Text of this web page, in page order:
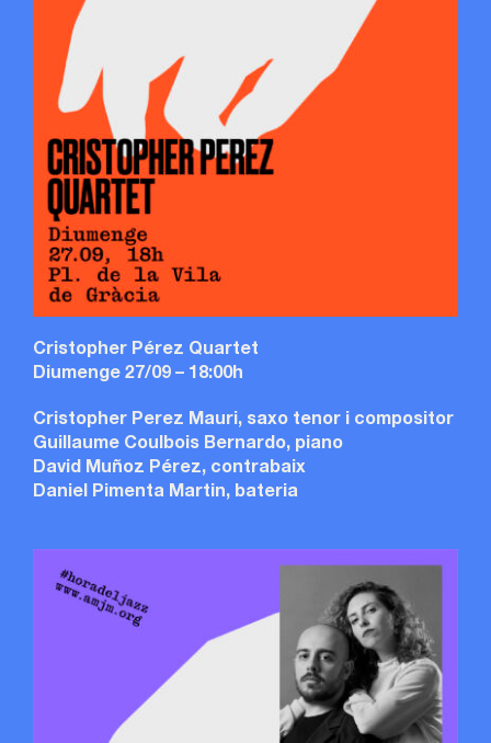
Cristopher Pérez Quartet
Diumenge 27/09 – 18:00h
Cristopher Perez Mauri, saxo tenor i compositor
Guillaume Coulbois Bernardo, piano
David Muñoz Pérez, contrabaix
Daniel Pimenta Martin, bateria